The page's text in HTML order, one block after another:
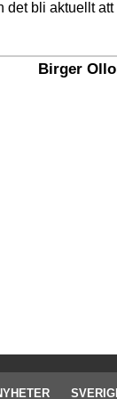
det bli aktuellt
Birger